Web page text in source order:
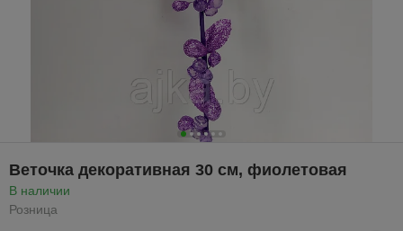
Веточка декоративная 30 см, фиолетовая
В наличии
Розница